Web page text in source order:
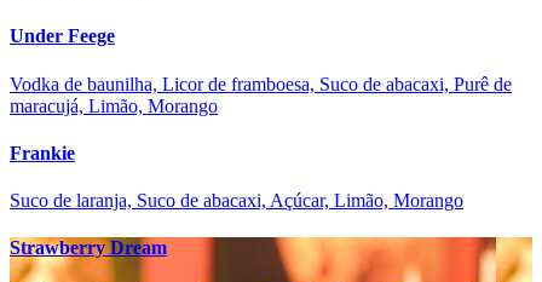
Under Feege
Vodka de baunilha, Licor de framboesa, Suco de abacaxi, Purê de
maracujá, Limão, Morango
Frankie
Suco de laranja, Suco de abacaxi, Açúcar, Limão, Morango
Strawberry Dream